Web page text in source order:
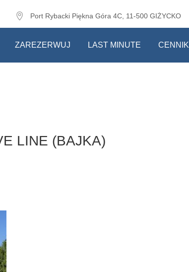
Port Rybacki Piękna Góra 4C, 11-500 GIŻYCKO
ZAREZERWUJ LAST MINUTE CENNIK
LINE (BAJKA)